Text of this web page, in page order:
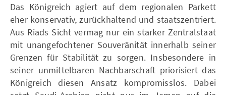
Das Königreich agiert auf dem regionalen Parkett
eher konservativ, zurückhaltend und staatszentriert.
Aus Riads Sicht vermag nur ein starker Zentralstaat
mit unangefochtener Souveränität innerhalb seiner
Grenzen für Stabilität zu sorgen. Insbesondere in
seiner unmittelbaren Nachbarschaft priorisiert das
Königreich diesen Ansatz kompromisslos. Dabei